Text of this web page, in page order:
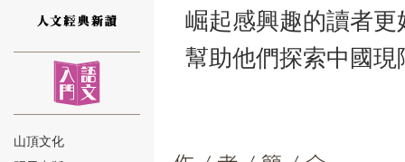
⑫
山頂文化
崛起感興趣的讀者
幫助他們探索中國